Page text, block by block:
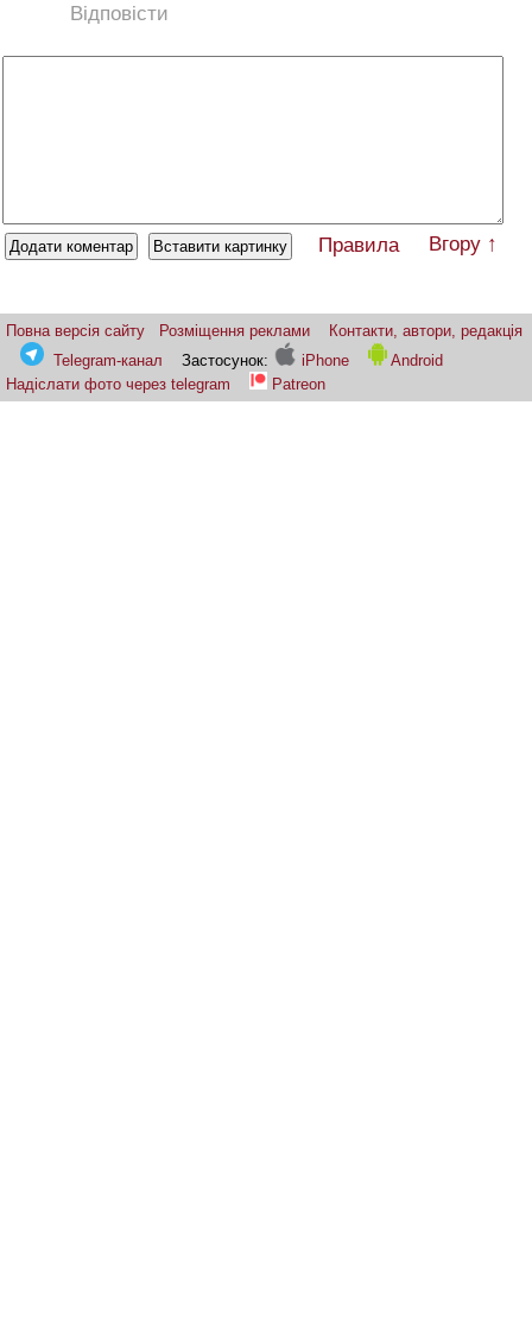
Відповісти
Правила Вгору ↑
Повна версія сайту Розміщення реклами
Контакти, автори, редакція
Telegram-канал
Застосунок: iPhone
Android
Надіслати фото через telegram
Patreon